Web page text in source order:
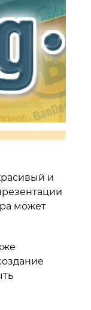
и
может